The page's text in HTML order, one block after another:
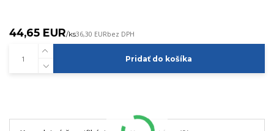
44,65 EUR/ks36,30 EURbez DPH
Pridať do košíka